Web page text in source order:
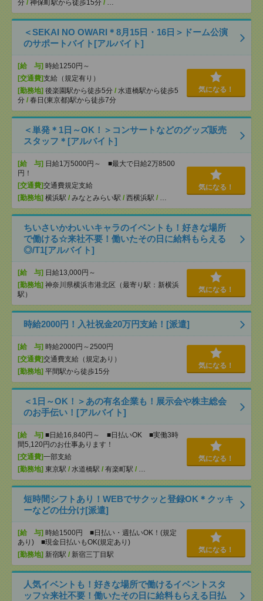
分 / 神保町駅から徒歩15分 / …
＜SEKAI NO OWARI＊8月15日・16日＞ドーム公演
のサポートバイト[アルバイト]
[給 与] 時給1250円～
[交通費]支給（規定有り）
[勤務地] 後楽園駅から徒歩5分 / 水道橋駅から徒歩5
分 / 春日(東京都)駅から徒歩7分
気になる！
＜単発＊1日～OK！＞コンサートなどのグッズ販売
スタッフ＊[アルバイト]
[給 与] 日給1万5000円～ ■最大で日給2万8500
円！
[交通費]交通費規定支給
[勤務地] 横浜駅 / みなとみらい駅 / 西横浜駅 / …
気になる！
ちいさいかわいいキャラのイベントも！好きな場所
で働ける☆来社不要！働いたその日に給料もらえる
◎/T1[アルバイト]
[給 与] 日給13,000円～
[勤務地] 神奈川県横浜市港北区（最寄り駅：新横浜
駅）
気になる！
時給2000円！入社祝金20万円支給！[派遣]
[給 与] 時給2000円～2500円
[交通費]交通費支給（規定あり）
[勤務地] 平間駅から徒歩15分
気になる！
＜1日～OK！＞あの有名企業も！展示会や株主総会
のお手伝い！[アルバイト]
[給 与] ■日給16,840円～ ■日払いOK ■実働3時
間5,120円のお仕事あります！
[交通費]一部支給
[勤務地] 東京駅 / 水道橋駅 / 有楽町駅 / …
気になる！
短時間シフトあり！WEBでサクッと登録OK＊クッキ
ーなどの仕分け[派遣]
[給 与] 時給1500円 ■日払い・週払いOK！(規定
あり) ■現金日払いもOK(規定あり)
[勤務地] 新宿駅 / 新宿三丁目駅
気になる！
人気イベントも！好きな場所で働けるイベントスタ
ッフ☆来社不要！働いたその日に給料もらえる日払